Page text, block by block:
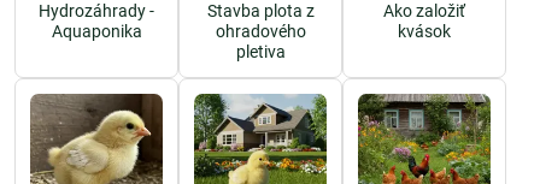
Hydrozáhrady -
Aquaponika
Stavba plota z
ohradového
pletiva
Ako založiť
kvások